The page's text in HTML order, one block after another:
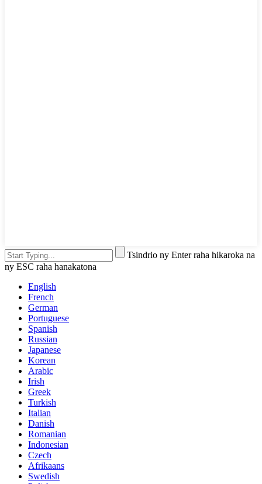
Tsindrio ny Enter raha hikaroka na
ny ESC raha hanakatona
English
French
German
Portuguese
Spanish
Russian
Japanese
Korean
Arabic
Irish
Greek
Turkish
Italian
Danish
Romanian
Indonesian
Czech
Afrikaans
Swedish